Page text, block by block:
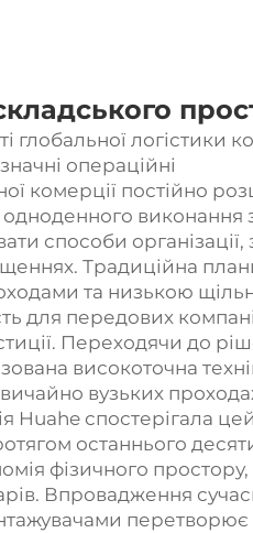
глобальної логістики
операційні
комерції постійно
виконання
способи організації,
Традиційна
та низькою
для передових
Переходячи до
високоточна
вузьких
Huahe спостерігала
останнього
фізичного простору,
Впровадження
перетворює